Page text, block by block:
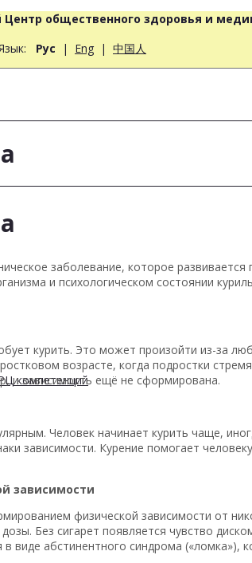
Центр общественного здоровья и
Рус | Eng | 中国人
компетенций
заболевание, которое
и психологическом состоянии
курить. Это может произойти из-за
возрасте, когда подростки
и зависимость ещё не сформирована.
Человек начинает курить чаще,
зависимости. Курение помогает
зависимости
физической зависимости от
Без сигарет появляется чувство
виде абстинентного синдрома («ломка»),